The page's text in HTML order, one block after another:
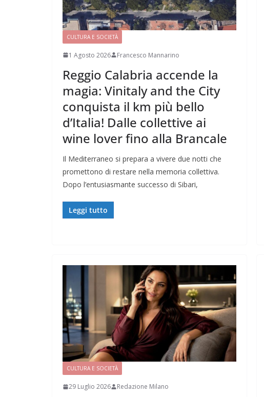
CULTURA E SOCIETÀ
1 Agosto 2026 Francesco Mannarino
Reggio Calabria accende la
magia: Vinitaly and the City
conquista il km più bello
d’Italia! Dalle collettive ai
wine lover fino alla Brancale
Il Mediterraneo si prepara a vivere due notti che
promettono di restare nella memoria collettiva.
Dopo l’entusiasmante successo di Sibari,
Leggi tutto
CULTURA E SOCIETÀ
29 Luglio 2026 Redazione Milano